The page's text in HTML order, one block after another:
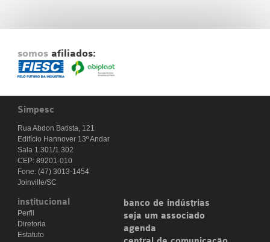
somos afiliados:
Simpesc
Rua Abdon Batista, 121
Edifício Hannover 13º Andar
Sala 1.301/1.302
CEP: 89201-010
Fone: (47) 3013-1454
Joinville/SC
institucional
Perfil
Diretoria
Estatuto
banco de indústrias
seja um associado
agenda